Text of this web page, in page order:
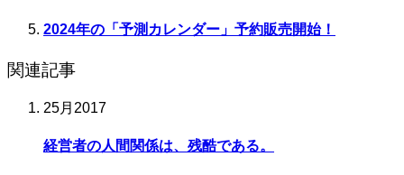
2024年の「予測カレンダー」予約販売開始！
関連記事
25月 2017
経営者の人間関係は、残酷である。